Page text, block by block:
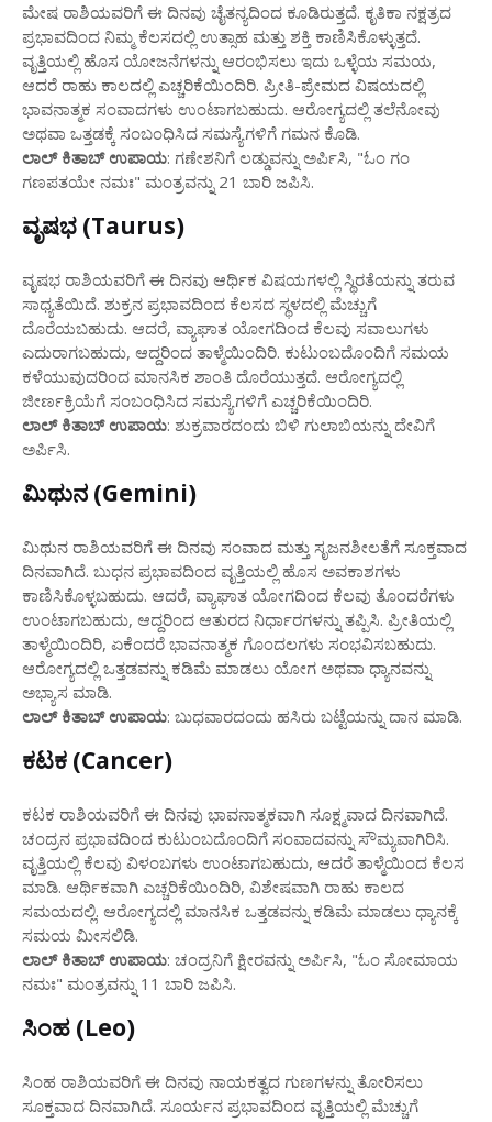
ಮೇಷ ರಾಶಿಯವರಿಗೆ ಈ ದಿನವು ಚೈತನ್ಯದಿಂದ ಕೂಡಿರುತ್ತದೆ. ಕೃತಿಕಾ ನಕ್ಷತ್ರದ
ಪ್ರಭಾವದಿಂದ ನಿಮ್ಮ ಕೆಲಸದಲ್ಲಿ ಉತ್ಸಾಹ ಮತ್ತು ಶಕ್ತಿ ಕಾಣಿಸಿಕೊಳ್ಳುತ್ತದೆ.
ವೃತ್ತಿಯಲ್ಲಿ ಹೊಸ ಯೋಜನೆಗಳನ್ನು ಆರಂಭಿಸಲು ಇದು ಒಳ್ಳೆಯ ಸಮಯ,
ಆದರೆ ರಾಹು ಕಾಲದಲ್ಲಿ ಎಚ್ಚರಿಕೆಯಿಂದಿರಿ. ಪ್ರೀತಿ-ಪ್ರೇಮದ ವಿಷಯದಲ್ಲಿ
ಭಾವನಾತ್ಮಕ ಸಂವಾದಗಳು ಉಂಟಾಗಬಹುದು. ಆರೋಗ್ಯದಲ್ಲಿ ತಲೆನೋವು
ಅಥವಾ ಒತ್ತಡಕ್ಕೆ ಸಂಬಂಧಿಸಿದ ಸಮಸ್ಯೆಗಳಿಗೆ ಗಮನ ಕೊಡಿ.
ಲಾಲ್ ಕಿತಾಬ್ ಉಪಾಯ: ಗಣೇಶನಿಗೆ ಲಡ್ಡುವನ್ನು ಅರ್ಪಿಸಿ, "ಓಂ ಗಂ
ಗಣಪತಯೇ ನಮಃ" ಮಂತ್ರವನ್ನು 21 ಬಾರಿ ಜಪಿಸಿ.
ವೃಷಭ (Taurus)
ವೃಷಭ ರಾಶಿಯವರಿಗೆ ಈ ದಿನವು ಆರ್ಥಿಕ ವಿಷಯಗಳಲ್ಲಿ ಸ್ಥಿರತೆಯನ್ನು ತರುವ
ಸಾಧ್ಯತೆಯಿದೆ. ಶುಕ್ರನ ಪ್ರಭಾವದಿಂದ ಕೆಲಸದ ಸ್ಥಳದಲ್ಲಿ ಮೆಚ್ಚುಗೆ
ದೊರೆಯಬಹುದು. ಆದರೆ, ವ್ಯಾಘಾತ ಯೋಗದಿಂದ ಕೆಲವು ಸವಾಲುಗಳು
ಎದುರಾಗಬಹುದು, ಆದ್ದರಿಂದ ತಾಳ್ಮೆಯಿಂದಿರಿ. ಕುಟುಂಬದೊಂದಿಗೆ ಸಮಯ
ಕಳೆಯುವುದರಿಂದ ಮಾನಸಿಕ ಶಾಂತಿ ದೊರೆಯುತ್ತದೆ. ಆರೋಗ್ಯದಲ್ಲಿ
ಜೀರ್ಣಕ್ರಿಯೆಗೆ ಸಂಬಂಧಿಸಿದ ಸಮಸ್ಯೆಗಳಿಗೆ ಎಚ್ಚರಿಕೆಯಿಂದಿರಿ.
ಲಾಲ್ ಕಿತಾಬ್ ಉಪಾಯ: ಶುಕ್ರವಾರದಂದು ಬಿಳಿ ಗುಲಾಬಿಯನ್ನು ದೇವಿಗೆ
ಅರ್ಪಿಸಿ.
ಮಿಥುನ (Gemini)
ಮಿಥುನ ರಾಶಿಯವರಿಗೆ ಈ ದಿನವು ಸಂವಾದ ಮತ್ತು ಸೃಜನಶೀಲತೆಗೆ ಸೂಕ್ತವಾದ
ದಿನವಾಗಿದೆ. ಬುಧನ ಪ್ರಭಾವದಿಂದ ವೃತ್ತಿಯಲ್ಲಿ ಹೊಸ ಅವಕಾಶಗಳು
ಕಾಣಿಸಿಕೊಳ್ಳಬಹುದು. ಆದರೆ, ವ್ಯಾಘಾತ ಯೋಗದಿಂದ ಕೆಲವು ತೊಂದರೆಗಳು
ಉಂಟಾಗಬಹುದು, ಆದ್ದರಿಂದ ಆತುರದ ನಿರ್ಧಾರಗಳನ್ನು ತಪ್ಪಿಸಿ. ಪ್ರೀತಿಯಲ್ಲಿ
ತಾಳ್ಮೆಯಿಂದಿರಿ, ಏಕೆಂದರೆ ಭಾವನಾತ್ಮಕ ಗೊಂದಲಗಳು ಸಂಭವಿಸಬಹುದು.
ಆರೋಗ್ಯದಲ್ಲಿ ಒತ್ತಡವನ್ನು ಕಡಿಮೆ ಮಾಡಲು ಯೋಗ ಅಥವಾ ಧ್ಯಾನವನ್ನು
ಅಭ್ಯಾಸ ಮಾಡಿ.
ಲಾಲ್ ಕಿತಾಬ್ ಉಪಾಯ: ಬುಧವಾರದಂದು ಹಸಿರು ಬಟ್ಟೆಯನ್ನು ದಾನ ಮಾಡಿ.
ಕಟಕ (Cancer)
ಕಟಕ ರಾಶಿಯವರಿಗೆ ಈ ದಿನವು ಭಾವನಾತ್ಮಕವಾಗಿ ಸೂಕ್ಷ್ಮವಾದ ದಿನವಾಗಿದೆ.
ಚಂದ್ರನ ಪ್ರಭಾವದಿಂದ ಕುಟುಂಬದೊಂದಿಗೆ ಸಂವಾದವನ್ನು ಸೌಮ್ಯವಾಗಿರಿಸಿ.
ವೃತ್ತಿಯಲ್ಲಿ ಕೆಲವು ವಿಳಂಬಗಳು ಉಂಟಾಗಬಹುದು, ಆದರೆ ತಾಳ್ಮೆಯಿಂದ ಕೆಲಸ
ಮಾಡಿ. ಆರ್ಥಿಕವಾಗಿ ಎಚ್ಚರಿಕೆಯಿಂದಿರಿ, ವಿಶೇಷವಾಗಿ ರಾಹು ಕಾಲದ
ಸಮಯದಲ್ಲಿ. ಆರೋಗ್ಯದಲ್ಲಿ ಮಾನಸಿಕ ಒತ್ತಡವನ್ನು ಕಡಿಮೆ ಮಾಡಲು ಧ್ಯಾನಕ್ಕೆ
ಸಮಯ ಮೀಸಲಿಡಿ.
ಲಾಲ್ ಕಿತಾಬ್ ಉಪಾಯ: ಚಂದ್ರನಿಗೆ ಕ್ಷೀರವನ್ನು ಅರ್ಪಿಸಿ, "ಓಂ ಸೋಮಾಯ
ನಮಃ" ಮಂತ್ರವನ್ನು 11 ಬಾರಿ ಜಪಿಸಿ.
ಸಿಂಹ (Leo)
ಸಿಂಹ ರಾಶಿಯವರಿಗೆ ಈ ದಿನವು ನಾಯಕತ್ವದ ಗುಣಗಳನ್ನು ತೋರಿಸಲು
ಸೂಕ್ತವಾದ ದಿನವಾಗಿದೆ. ಸೂರ್ಯನ ಪ್ರಭಾವದಿಂದ ವೃತ್ತಿಯಲ್ಲಿ ಮೆಚ್ಚುಗೆ